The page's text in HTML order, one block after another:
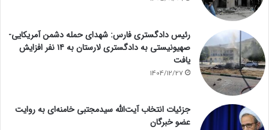
رئیس دادگستری فارس: شهدای حمله دشمن آمریکایی-
صهیونیستی به دادگستری لارستان به ۱۴ نفر افزایش
یافت
1404/12/27
جزئیات انتخاب آیت‌الله سیدمجتبی خامنه‌ای به روایت
عضو خبرگان